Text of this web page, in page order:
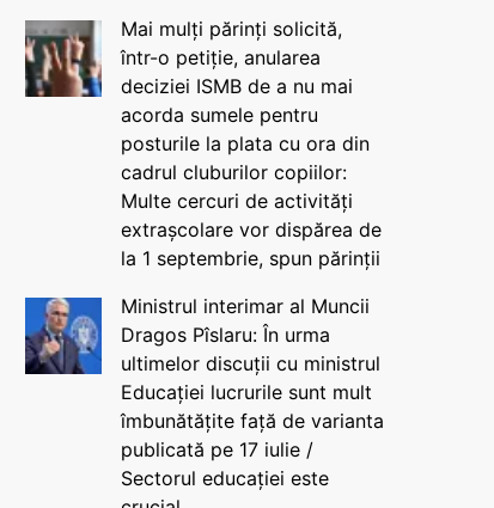
Mai mulți părinți solicită,
într-o petiție, anularea
deciziei ISMB de a nu mai
acorda sumele pentru
posturile la plata cu ora din
cadrul cluburilor copiilor:
Multe cercuri de activități
extrașcolare vor dispărea de
la 1 septembrie, spun părinții
Ministrul interimar al Muncii
Dragos Pîslaru: În urma
ultimelor discuții cu ministrul
Educației lucrurile sunt mult
îmbunătățite față de varianta
publicată pe 17 iulie /
Sectorul educației este